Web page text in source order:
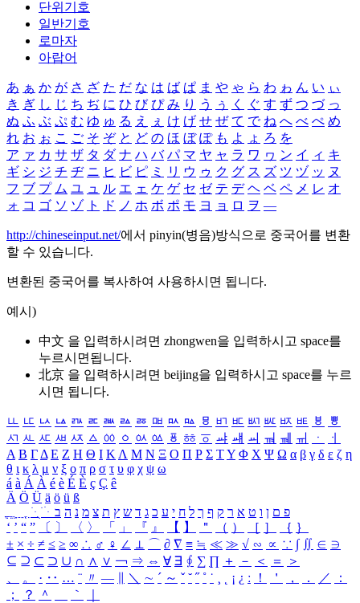
단위기호
일반기호
로마자
아랍어
あ ぁ か が さ ざ た だ な は ば ぱ ま や ゃ ら わ ゎ ん い ぃ
き ぎ し じ ち ぢ に ひ び ぴ み り う ぅ く ぐ す ず つ づ っ
ぬ ふ ぶ ぷ む ゆ ゅ る え ぇ け げ せ ぜ て で ね へ べ ぺ め
れ お ぉ こ ご そ ぞ と ど の ほ ぼ ぽ も よ ょ ろ を
ア ァ カ サ ザ タ ダ ナ ハ バ パ マ ヤ ャ ラ ワ ヮ ン イ ィ キ
ギ シ ジ チ ヂ ニ ヒ ビ ピ ミ リ ウ ゥ ク グ ス ズ ツ ヅ ッ ヌ
フ ブ プ ム ユ ュ ル エ ェ ケ ゲ セ ゼ テ デ ヘ ベ ペ メ レ オ
ォ コ ゴ ソ ゾ ト ド ノ ホ ボ ポ モ ヨ ョ ロ ヲ ―
http://chineseinput.net/에서 pinyin(병음)방식으로 중국어를 변환
할 수 있습니다.
변환된 중국어를 복사하여 사용하시면 됩니다.
예시)
中文 을 입력하시려면 zhongwen을 입력하시고 space를
누르시면됩니다.
北京 을 입력하시려면 beijing을 입력하시고 space를 누르
시면 됩니다.
ㅥ ㅦ ㅧ ㅨ ㅩ ㅪ ㅫ ㅬ ㅭ ㅮ ㅯ ㅰ ㅱ ㅲ ㅳ ㅴ ㅵ ㅶ ㅷ ㅸ
ㅹ
ㅺ ㅻ ㅼ ㅽ ㅾ ㅿ ㆀ ㆁ ㆂ ㆃ ㆄ ㆅ ㆆ ㆇ ㆈ ㆉ ㆊ ㆋ ㆌ ㆍ
ㆎ
Α Β ΓΔ Ε Ζ Η Θ Ι ΚΛ Μ Ν Ξ Ο Π Ρ Σ ΤΥ Φ Χ Ψ Ω α β γ δ ε ζ η
θ ι κ λ μ ν ξ ο π ρ σ τ υ φ χ ψ ω
á à Á À é è É È ç Ç ê
Ä Ö Ü ä ö ü ß
ִֶֹ ֻּ ׁׂ פ ם ן ו ט א ר ק ף ך ל ח י ע כ ג ד ש ץ ת צ מ נ ה ב
‘ ’ “ ” 〔 〕 〈 〉 「 」 『 』 【 】 ＂ （ ） ［ ］ ｛ ｝
± × ÷ ≠ ≤ ≥ ∞ ∴ ♂ ♀ ∠ ⊥ ⌒ ∂ ∇ ≡ ≒ ≪ ≫ √ ∽ ∝ ∵ ∫ ∬ ∈ ∋
⊆ ⊇ ⊂ ⊃ ∪ ∩ ∧ ∨ ￢ ⇒ ⇔ ∀ ∃ ∮ ∑ ∏ ＋ － ＜ ＝
＞
、
。 · ‥ … ¨ 〃 ― ＼ ∼ ´ ～ ˇ ˘ ˝ ˚ ˙ ¸ ¡ ¿ ː ！ ＇ ， ． ／
：
；
？ ＾ ｀